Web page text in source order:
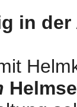
in